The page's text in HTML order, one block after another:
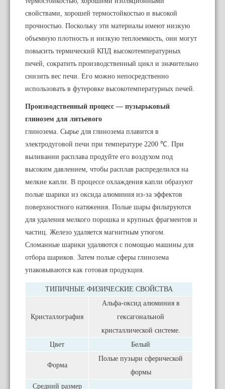
свойствами, хорошей термостойкостью и высокой
прочностью. Поскольку эти материалы имеют низкую
объемную плотность и низкую теплоемкость, они могут
повысить термический КПД высокотемпературных
печей, сократить производственный цикл и значительно
снизить вес печи. Его можно непосредственно
использовать в футеровке высокотемпературных печей.
Производственный процесс — пузырьковый
глинозем для литьевого
глинозема. Сырье для глинозема плавится в
электродуговой печи при температуре 2200 ℃. При
выливании расплава продуйте его воздухом под
высоким давлением, чтобы расплав распределился на
мелкие капли. В процессе охлаждения капли образуют
полые шарики из оксида алюминия из-за эффектов
поверхностного натяжения. Полые шары фильтруются
для удаления мелкого порошка и крупных фрагментов и
частиц. Железо удаляется магнитным утюгом.
Сломанные шарики удаляются с помощью машины для
отбора шариков. Затем полые сферы глинозема
упаковываются как готовая продукция.
ТИПИЧНЫЕ ФИЗИЧЕСКИЕ СВОЙСТВА
Кристаллография
Альфа-оксид алюминия в
гексагональной
кристаллической системе.
Цвет
Белый
Форма
Полые пузыри сферической
формы
Средний размер